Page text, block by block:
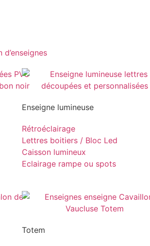
Enseigne lumineuse
Rétroéclairage
Lettres boitiers / Bloc Led
Caisson lumineux
Eclairage rampe ou spots
Totem